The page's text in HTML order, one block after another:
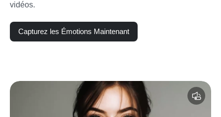
vidéos.
Capturez les Émotions Maintenant